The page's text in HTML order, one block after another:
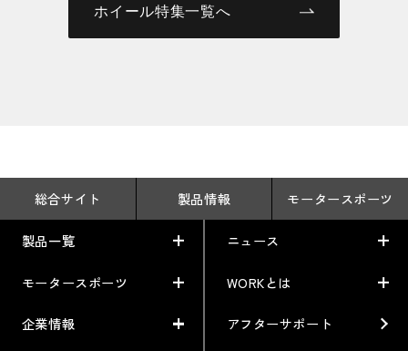
ホイール特集一覧へ
総合サイト 製品情報 モータースポーツ
製品一覧
製品一覧
車から検索
ニュース
ニュース
お知らせ
モータースポーツ
モータースポーツ
WORKとは
WORKとは
企業情報 アフターサポート